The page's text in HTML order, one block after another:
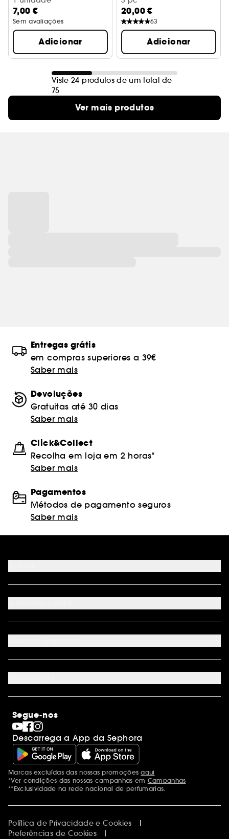
7,00 €
Sem avaliações
Adicionar
20,00 €
63
Adicionar
Viste 24 produtos de um total de
75
Ver mais produtos
Entregas grátis
em compras superiores a 39€
Saber mais
Devoluções
Gratuitas até 30 dias
Saber mais
Click&Collect
Recolha em loja em 2 horas*
Saber mais
Pagamentos
Métodos de pagamento seguros
Saber mais
FAQ
Métodos de pagamento
Cartão oferta físico
Cartão oferta empresas
Site Map
Seguir encomenda
Programa de Fidelidade
Juntar Sephora
Sephora Prize 2026
Internacional
Descobrir a Sephora
Código promocional Sephora
Saldos
Dia dos Namorados
Dia do Pai
Dia da Mãe
Calendários do Advento
Singles' Day
Black Friday
Cyber Monday
Blue Monday
Segue-nos
Descarrega a App da Sephora
Menções adicionais
Marcas excluídas das nossas promoçõesaqui
*Ver condições das nossas campanhas em Campanhas
**Exclusividade na rede nacional de perfumarias.
Política de Privacidade e Cookies
Preferências de Cookies